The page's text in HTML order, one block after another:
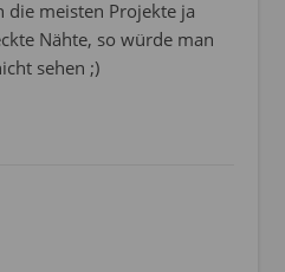
die meisten Projekte ja
Nähte, so würde man
sehen ;)